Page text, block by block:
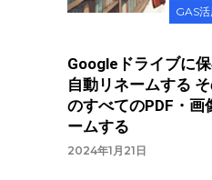
GAS
Googleドライブに
自動リネームする
のすべてのPDF・画
ームする
2024年1月21日